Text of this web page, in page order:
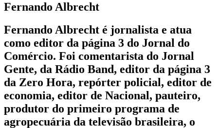
Fernando Albrecht
Fernando Albrecht é jornalista e atua
como editor da página 3 do Jornal do
Comércio. Foi comentarista do Jornal
Gente, da Rádio Band, editor da página 3
da Zero Hora, repórter policial, editor de
economia, editor de Nacional, pauteiro,
produtor do primeiro programa de
agropecuária da televisão brasileira, o